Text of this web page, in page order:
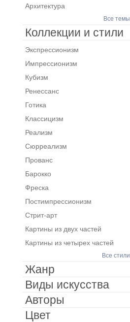
Архитектура
Все темы
Коллекции и стили
Экспрессионизм
Импрессионизм
Кубизм
Ренессанс
Готика
Классицизм
Реализм
Сюрреализм
Прованс
Барокко
Фреска
Постимпрессионизм
Стрит-арт
Картины из двух частей
Картины из четырех частей
Все стили
Жанр
Виды искусства
Авторы
Цвет